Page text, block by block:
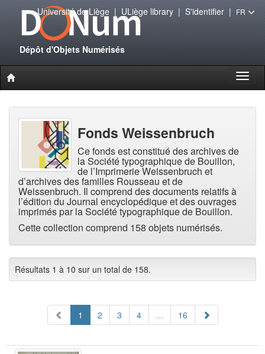
Dépôt d'Objets Numérisés
Université de Liège| ULiège library| S'identifier| FR
Fonds Weissenbruch
Ce fonds est constitué des archives de
la Société typographique de Bouillon,
de l’Imprimerie Weissenbruch et
d’archives des familles Rousseau et de
Weissenbruch. Il comprend des documents relatifs à
l’édition du Journal encyclopédique et des ouvrages
imprimés par la Société typographique de Bouillon.
Cette collection comprend 158 objets numérisés.
Résultats 1 à 10 sur un total de 158.
1 2 3 4 ... 16